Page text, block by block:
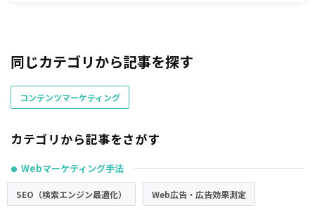
同じカテゴリから記事を探す
コンテンツマーケティング
カテゴリから記事をさがす
● Webマーケティング手法
SEO（検索エンジン最適化） Web広告・広告効果測定